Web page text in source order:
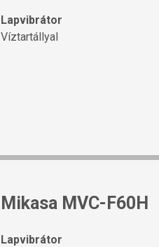
Lapvibrátor
Víztartállyal
Mikasa MVC-F60H
Lapvibrátor